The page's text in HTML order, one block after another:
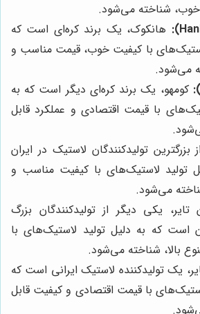
شناخته می‌شود.
هانکوک، یک برند کره‌ای است که
با کیفیت خوب، قیمت مناسب و
می‌شود.
کومهو، یک برند کره‌ای دیگر است که به
با قیمت اقتصادی و عملکرد قابل
بزرگترین تولیدکنندگان لاستیک در ایران
تولید لاستیک‌های با کیفیت مناسب و
می‌شود.
تایر، یکی دیگر از تولیدکنندگان بزرگ
است که به دلیل تولید لاستیک‌های با
بالا، شناخته می‌شود.
یک تولیدکننده لاستیک ایرانی است که
با قیمت اقتصادی و کیفیت قابل